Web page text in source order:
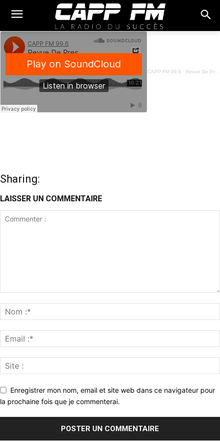
CAPP FM 99.6 · Revue De Presse Français - 06 Septembre 2023
Sharing:
LAISSER UN COMMENTAIRE
Enregistrer mon nom, email et site web dans ce navigateur pour
la prochaine fois que je commenterai.